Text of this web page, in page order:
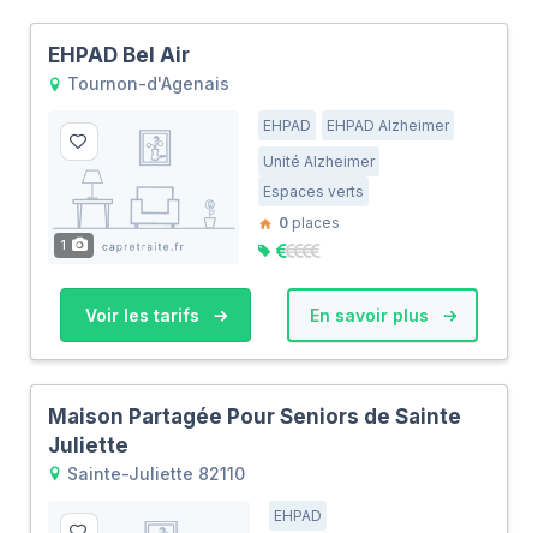
EHPAD Bel Air
Tournon-d'Agenais
1
EHPAD
EHPAD Alzheimer
Unité Alzheimer
Espaces verts
0 places
Voir les tarifs En savoir plus
Maison Partagée Pour Seniors de Sainte
Juliette
Sainte-Juliette 82110
EHPAD